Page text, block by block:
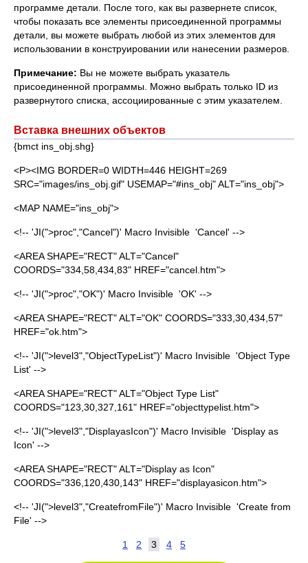
программе детали. После того, как вы развернете список,
чтобы показать все элементы присоединенной программы
детали, вы можете выбрать любой из этих элементов для
использовании в конструировании или нанесении размеров.
Примечание: Вы не можете выбрать указатель
присоединенной программы. Можно выбрать только ID из
развернутого списка, ассоциированные с этим указателем.
Вставка внешних объектов
{bmct ins_obj.shg}
<P><IMG BORDER=0 WIDTH=446 HEIGHT=269
SRC="images/ins_obj.gif" USEMAP="#ins_obj" ALT="ins_obj">
<MAP NAME="ins_obj">
<!-- 'JI(">proc","Cancel")' Macro Invisible 'Cancel' -->
<AREA SHAPE="RECT" ALT="Cancel"
COORDS="334,58,434,83" HREF="cancel.htm">
<!-- 'JI(">proc","OK")' Macro Invisible 'OK' -->
<AREA SHAPE="RECT" ALT="OK" COORDS="333,30,434,57"
HREF="ok.htm">
<!-- 'JI(">level3","ObjectTypeList")' Macro Invisible 'Object Type
List' -->
<AREA SHAPE="RECT" ALT="Object Type List"
COORDS="123,30,327,161" HREF="objecttypelist.htm">
<!-- 'JI(">level3","DisplayasIcon")' Macro Invisible 'Display as
Icon' -->
<AREA SHAPE="RECT" ALT="Display as Icon"
COORDS="336,120,430,143" HREF="displayasicon.htm">
<!-- 'JI(">level3","CreatefromFile")' Macro Invisible 'Create from
File' -->
1 2 3 4 5